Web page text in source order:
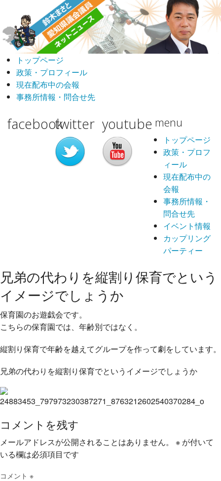
トップページ
政策・プロフィール
現在配布中の会報
事務所情報・問合せ先
facebooktwitter youtube menu
トップページ
政策・プロフ
ィール
現在配布中の
会報
事務所情報・
問合せ先
イベント情報
カップリング
パーティー
兄弟の代わりを縦割り保育でという
イメージでしょうか
保育園のお遊戯会です。
こちらの保育園では、年齢別ではなく。
縦割り保育で年齢を越えてグループを作って劇をしています。
兄弟の代わり を縦割り保育でというイメージでしょうか
コメントを残す
メールアドレスが公開されることはありません。 ※ が付いて
いる欄は必須項目です
コメント ※